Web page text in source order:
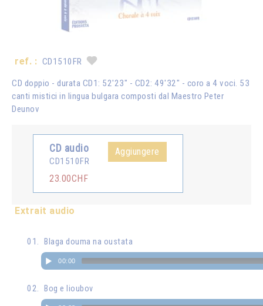
ref. : CD1510FR
CD doppio - durata CD1: 52'23" - CD2: 49'32" - coro a 4 voci. 53
canti mistici in lingua bulgara composti dal Maestro Peter
Deunov
CD audio
CD1510FR
23.00CHF
Aggiungere
Extrait audio
Blaga douma na oustata
00:00
Bog e lioubov